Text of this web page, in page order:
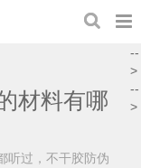
材料有哪
听过，不干胶防伪
--
>
--
>